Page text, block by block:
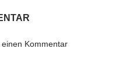
Kommentar